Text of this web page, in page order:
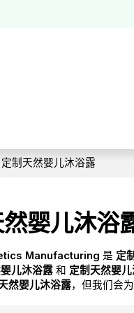
定制天然婴儿沐浴露
婴儿沐浴
Manufacturing 是 定
儿沐浴露 和 定制天然婴
然婴儿沐浴露，但我们会